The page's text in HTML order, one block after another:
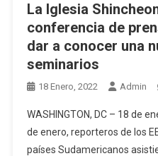
La Iglesia
conferencia de
dar a conocer una
seminarios
18 Enero, 2022 Admin
WASHINGTON, DC – 18 de
de enero, reporteros de los
países Sudamericanos